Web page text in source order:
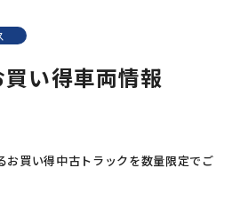
買い得車両情報
お買い得中古トラックを数量限定でご